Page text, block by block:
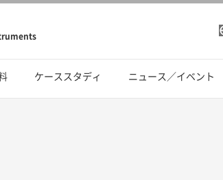
ケーススタディ ニュース／イベント